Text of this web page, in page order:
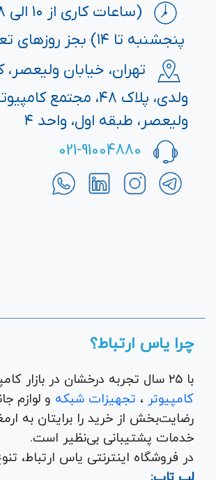
پنجشنبه تا ۱۴) بجز روزهای تعطیل
تهران، خیابان ولیعصر،
ولدی، پلاک ۴۸، مجتمع
ولیعصر، طبقه اول، واحد ۴
021-91004880
چرا یاس ارتباط؟
با ۲۵ سال تجربه درخشان در بازار کامپیوتر تهران، یاس ارتباط به عنوان یک فروشگاه اینترنتی کالای دیجیتال،
کامپیوتر ، تجهیزات شبکه
رضایت‌بخش از خرید را برایتان به
خدمات پشتیبانی بی‌نظیر است.
در فروشگاه اینترنتی یاس ارتباط،